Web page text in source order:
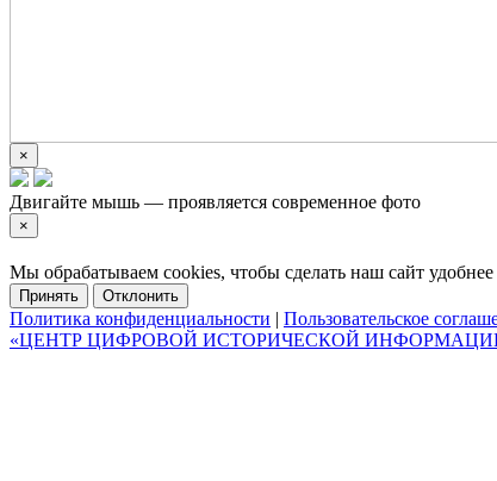
×
Двигайте мышь — проявляется современное фото
×
Мы обрабатываем cookies, чтобы сделать наш сайт
Принять Отклонить
Политика конфиденциальности | Пользовательское
«ЦЕНТР ЦИФРОВОЙ ИСТОРИЧЕСКОЙ